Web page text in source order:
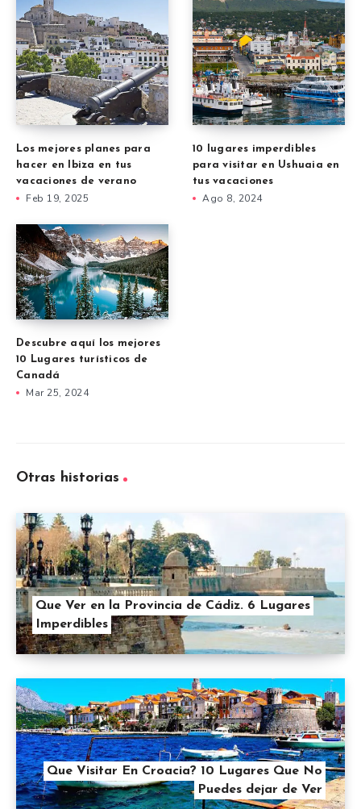
Los mejores planes para
hacer en Ibiza en tus
vacaciones de verano
Feb 19, 2025
10 lugares imperdibles
para visitar en Ushuaia en
tus vacaciones
Ago 8, 2024
Descubre aquí los mejores
10 Lugares turísticos de
Canadá
Mar 25, 2024
Otras historias
Que Ver en la Provincia de Cádiz. 6 Lugares
Imperdibles
Que Visitar En Croacia? 10 Lugares Que No
Puedes dejar de Ver